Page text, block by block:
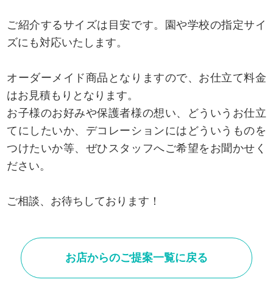
ご紹介するサイズは目安です。園や学校の指定サイ
ズにも対応いたします。
オーダーメイド商品となりますので、お仕立て料金
はお見積もりとなります。
お子様のお好みや保護者様の想い、どういうお仕立
てにしたいか、デコレーションにはどういうものを
つけたいか等、ぜひスタッフへご希望をお聞かせく
ださい。
ご相談、お待ちしております！
お店からのご提案一覧に戻る